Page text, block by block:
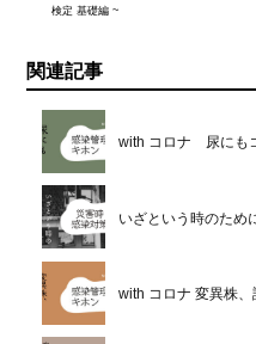
検定 基礎編 ~
関連記事
with コロナ 尿にも
いざという時のため
with コロナ 変異株、